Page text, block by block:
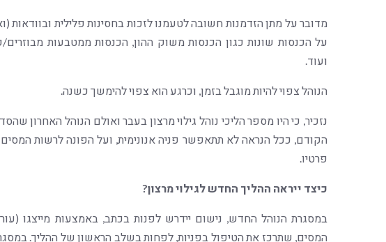
מדובר על מתן הזדמנות חשובה לטעמנו לזכות בחסינות פלילית
על הכנסות שונות כגון הכנסות משוק ההון, הכנסות ממטבעות
ועוד.
הנוהל צפוי להיות מוגבל בזמן, וכרגע הוא צפוי להימשך כשנה.
הקודם, ככל הנראה לא תתאפשר פניה אנונימית, ועל הפונה לרשות המסים
פרטיו.
כיצד ייראה ההליך החדש לגילוי מרצון?
במסגרת הנוהל החדש, נישום יידרש לפנות בכתב, באמצעות מייצגו
המסים, שתרכז את הטיפול בפניות, לפחות בשלב הראשון של ההליך.